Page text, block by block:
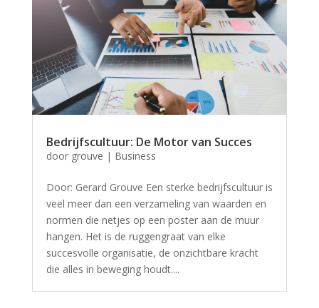
Bedrijfscultuur: De Motor van Succes
door grouve | Business
Door: Gerard Grouve Een sterke bedrijfscultuur is
veel meer dan een verzameling van waarden en
normen die netjes op een poster aan de muur
hangen. Het is de ruggengraat van elke
succesvolle organisatie, de onzichtbare kracht
die alles in beweging houdt....